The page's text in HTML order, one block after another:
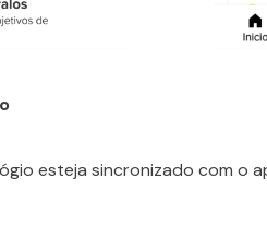
esteja sincronizado com o